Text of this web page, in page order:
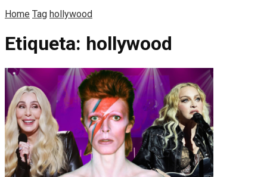
Home Tag hollywood
Etiqueta: hollywood